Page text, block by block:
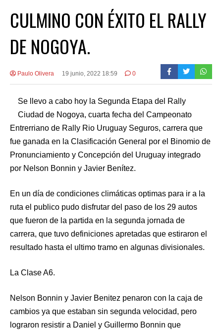
CULMINO CON ÉXITO EL RALLY
DE NOGOYA.
Paulo Olivera 19 junio, 2022 18:59 0
Se llevo a cabo hoy la Segunda Etapa del Rally
Ciudad de Nogoya, cuarta fecha del Campeonato
Entrerriano de Rally Rio Uruguay Seguros, carrera que
fue ganada en la Clasificación General por el Binomio de
Pronunciamiento y Concepción del Uruguay integrado
por Nelson Bonnin y Javier Benítez.
En un día de condiciones climáticas optimas para ir a la
ruta el publico pudo disfrutar del paso de los 29 autos
que fueron de la partida en la segunda jornada de
carrera, que tuvo definiciones apretadas que estiraron el
resultado hasta el ultimo tramo en algunas divisionales.
La Clase A6.
Nelson Bonnin y Javier Benitez penaron con la caja de
cambios ya que estaban sin segunda velocidad, pero
lograron resistir a Daniel y Guillermo Bonnin que